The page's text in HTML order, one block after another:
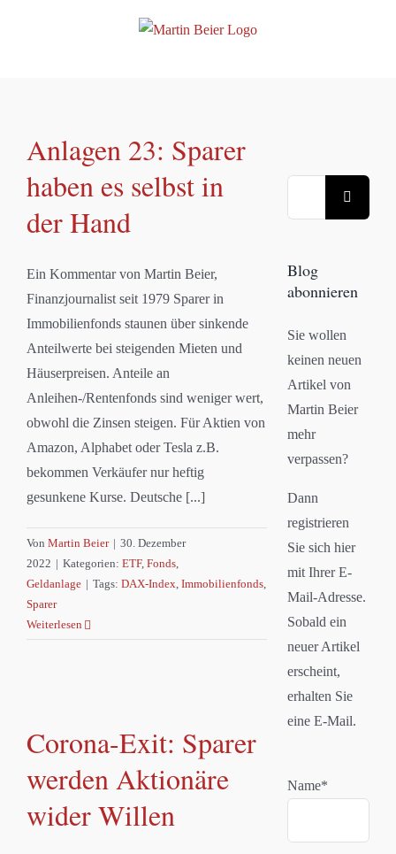
Anlagen 23: Sparer
haben es selbst in
der Hand
Ein Kommentar von Martin Beier,
Finanzjournalist seit 1979 Sparer in
Immobilienfonds staunen über sinkende
Anteilwerte bei steigenden Mieten und
Häuserpreisen. Anteile an
Anleihen-/Rentenfonds sind weniger wert,
obwohl die Zinsen steigen. Für Aktien von
Amazon, Alphabet oder Tesla z.B.
bekommen Verkäufer nur heftig
gesunkene Kurse. Deutsche [...]
Von Martin Beier | 30. Dezember
2022 | Kategorien: ETF, Fonds,
Geldanlage | Tags: DAX-Index, Immobilienfonds,
Sparer
Weiterlesen
Corona-Exit: Sparer
werden Aktionäre
wider Willen
Blog
abonnieren
Sie wollen
keinen neuen
Artikel von
Martin Beier
mehr
verpassen?
Dann
registrieren
Sie sich hier
mit Ihrer E-
Mail-Adresse.
Sobald ein
neuer Artikel
erscheint,
erhalten Sie
eine E-Mail.
Name*